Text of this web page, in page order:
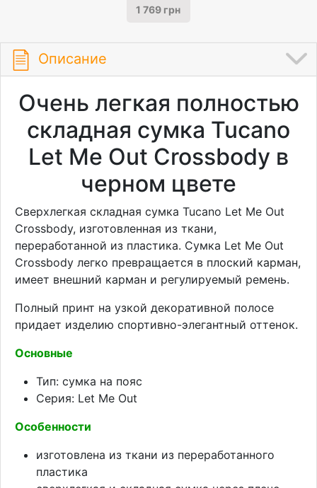
1 769 грн
Описание
Очень легкая полностью
складная сумка Tucano
Let Me Out Crossbody в
черном цвете
Сверхлегкая складная сумка Tucano Let Me Out
Crossbody, изготовленная из ткани,
переработанной из пластика. Сумка Let Me Out
Crossbody легко превращается в плоский карман,
имеет внешний карман и регулируемый ремень.
Полный принт на узкой декоративной полосе
придает изделию спортивно-элегантный оттенок.
Основные
Тип: сумка на пояс
Серия: Let Me Out
Особенности
изготовлена из ткани из переработанного
пластика